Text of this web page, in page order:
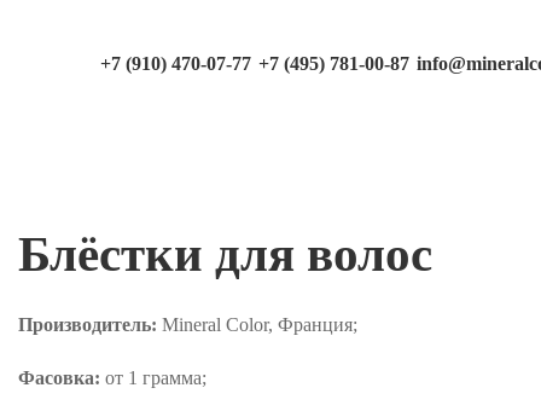
+7 (910) 470-07-77 +7 (495) 781-00-87
Блёстки для волос
Производитель: Mineral Сolor, Франция;
Фасовка: от 1 грамма;